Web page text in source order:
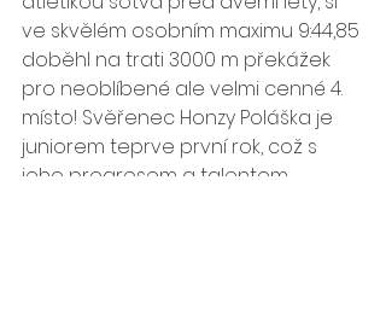
ve skvělém osobním maximu 9:44,85
doběhl na trati 3000 m překážek
pro neoblíbené ale velmi cenné 4.
místo! Svěřenec Honzy Poláška je
juniorem teprve první rok, což s
jeho progresem a talentem